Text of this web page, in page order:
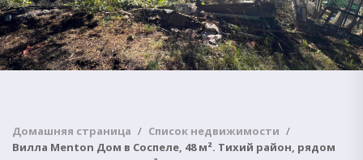
Домашняя страница
Список недвижимости
Вилла Menton Дом в Соспеле, 48 м². Тихий район, рядом